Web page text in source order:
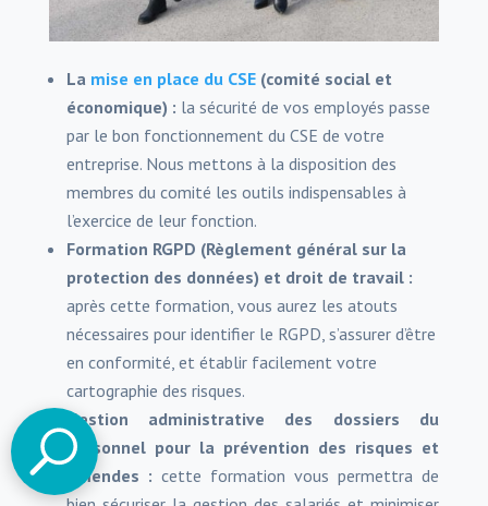
La mise en place du CSE(comité social et
économique) : la sécurité de vos employés passe
par le bon fonctionnement du CSE de votre
entreprise. Nous mettons à la disposition des
membres du comité les outils indispensables à
l’exercice de leur fonction.
Formation RGPD (Règlement général sur la
protection des données) et droit de travail :
après cette formation, vous aurez les atouts
nécessaires pour identifier le RGPD, s’assurer d’être
en conformité, et établir facilement votre
cartographie des risques.
Gestion administrative des dossiers du
personnel pour la prévention des risques et
amendes : cette formation vous permettra de